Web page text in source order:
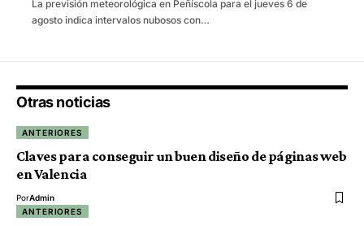
La previsión meteorológica en Peñíscola para el jueves 6 de
agosto indica intervalos nubosos con…
Otras noticias
ANTERIORES
Claves para conseguir un buen diseño de páginas web
en Valencia
PorAdmin
ANTERIORES